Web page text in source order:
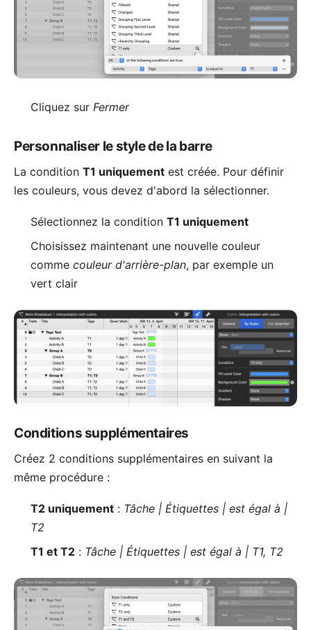
Cliquez sur Fermer
Personnaliser le style de la barre
La condition T1 uniquement est créée. Pour définir
les couleurs, vous devez d'abord la sélectionner.
Sélectionnez la condition T1 uniquement
Choisissez maintenant une nouvelle couleur
comme couleur d'arrière-plan, par exemple un
vert clair
Conditions supplémentaires
Créez 2 conditions supplémentaires en suivant la
même procédure :
T2 uniquement : Tâche | Étiquettes | est égal à |
T2
T1 et T2 : Tâche | Étiquettes | est égal à | T1, T2